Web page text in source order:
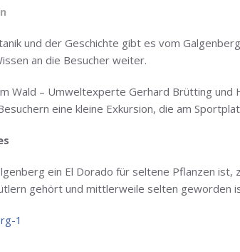
und der Geschichte gibt es vom
an die Besucher weiter.
Wald – Umweltexperte Gerhard Brütting
eine kleine Exkursion, die am
ein El Dorado für seltene Pflanzen
gehört und mittlerweile selten geworden